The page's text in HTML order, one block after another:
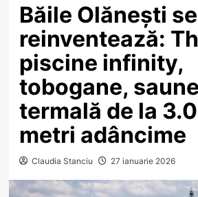
Băile Olănești se
reinventează:
piscine infinity,
tobogane,
termală de la
metri adâncime
Claudia Stanciu 27 ianuarie 2026